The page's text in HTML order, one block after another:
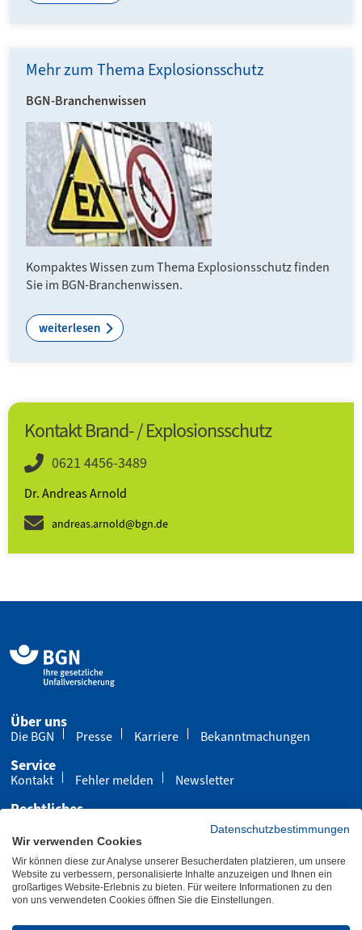
Mehr zum Thema Explosionsschutz
BGN-Branchenwissen
Kompaktes Wissen zum Thema Explosionsschutz finden
Sie im BGN-Branchenwissen.
weiterlesen
Kontakt Brand- / Explosionsschutz
0621 4456-3489
Dr. Andreas Arnold
andreas.arnold@bgn.de
Über uns
Die BGN Presse Karriere Bekanntmachungen
Service
Kontakt Fehler melden Newsletter
Rechtliches
Cookies
Barrierefreiheit
Übersicht Leichte Sprache Gebärdensprache
Letzte Aktualisierung 29.07.2026
Datenschutzbestimmungen
Wir verwenden Cookies
Wir können diese zur Analyse unserer Besucherdaten platzieren, um unsere
Website zu verbessern, personalisierte Inhalte anzuzeigen und Ihnen ein
großartiges Website-Erlebnis zu bieten. Für weitere Informationen zu den
von uns verwendeten Cookies öffnen Sie die Einstellungen.